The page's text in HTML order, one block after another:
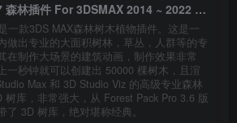
完全重写。现在您可以添加从场景中
，并自动建立材质库和生成缩略图。
行色彩校正
Itoo Forest Pack 7 森林插件 For 3DSMAX 2014 ~ 2022 官方限制版
一款3DS MAX森林树木植物插件。这是一
做出专业的大面积树林，草丛，人群等的专
在制作大场景的建筑动画，制作效果非常
一秒钟就可以创建出 50000 棵树木，且渲
Max 和 3D Studio Viz 的高级专业森林
树库，非常强大，从 Forest Pack Pro 3.6 版
3D 树库，绝对堪称经典。